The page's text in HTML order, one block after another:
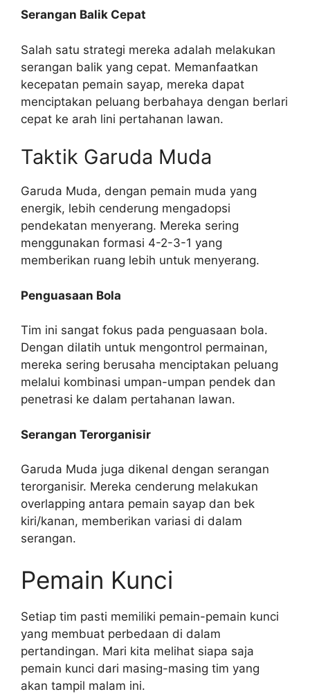
Serangan Balik Cepat
Salah satu strategi mereka adalah melakukan
serangan balik yang cepat. Memanfaatkan
kecepatan pemain sayap, mereka dapat
menciptakan peluang berbahaya dengan berlari
cepat ke arah lini pertahanan lawan.
Taktik Garuda Muda
Garuda Muda, dengan pemain muda yang
energik, lebih cenderung mengadopsi
pendekatan menyerang. Mereka sering
menggunakan formasi 4-2-3-1 yang
memberikan ruang lebih untuk menyerang.
Penguasaan Bola
Tim ini sangat fokus pada penguasaan bola.
Dengan dilatih untuk mengontrol permainan,
mereka sering berusaha menciptakan peluang
melalui kombinasi umpan-umpan pendek dan
penetrasi ke dalam pertahanan lawan.
Serangan Terorganisir
Garuda Muda juga dikenal dengan serangan
terorganisir. Mereka cenderung melakukan
overlapping antara pemain sayap dan bek
kiri/kanan, memberikan variasi di dalam
serangan.
Pemain Kunci
Setiap tim pasti memiliki pemain-pemain kunci
yang membuat perbedaan di dalam
pertandingan. Mari kita melihat siapa saja
pemain kunci dari masing-masing tim yang
akan tampil malam ini.